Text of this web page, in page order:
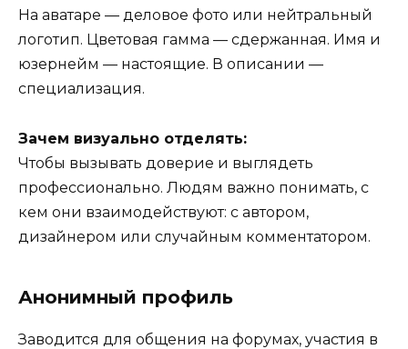
На аватаре — деловое фото или нейтральный
логотип. Цветовая гамма — сдержанная. Имя и
юзернейм — настоящие. В описании —
специализация.
Зачем визуально отделять:
Чтобы вызывать доверие и выглядеть
профессионально. Людям важно понимать, с
кем они взаимодействуют: с автором,
дизайнером или случайным комментатором.
Анонимный профиль
Заводится для общения на форумах, участия в